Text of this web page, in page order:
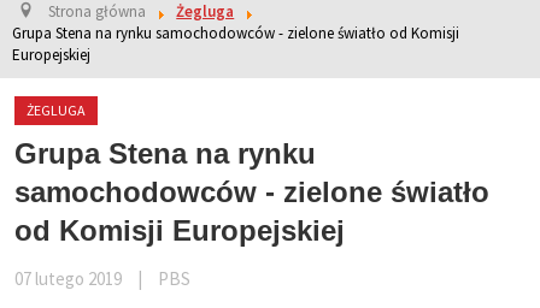
Strona główna
Żegluga
Grupa Stena na rynku samochodowców - zielone światło od Komisji
Europejskiej
ŻEGLUGA
Grupa Stena na rynku
samochodowców - zielone światło
od Komisji Europejskiej
07 lutego 2019 PBS